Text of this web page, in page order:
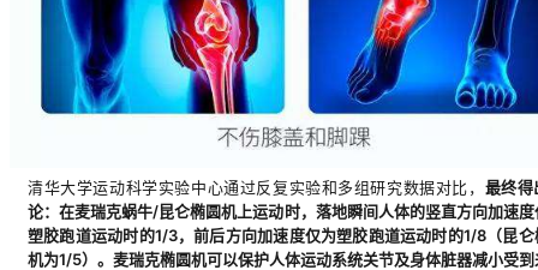
清华大学运动科学实验中心通过反复实验和多组研究数据对比， 最终得
论：在麦瑞克蜗牛/昆仑椭圆机上运动时，落地瞬间人体的竖直方向加速度
塑胶跑道运动时的1/3，前后方向加速度仅为塑胶跑道运动时的1/8（昆仑
机为1/5）。麦瑞克椭圆机可以保护人体运动系统关节及身体脏器减小受到